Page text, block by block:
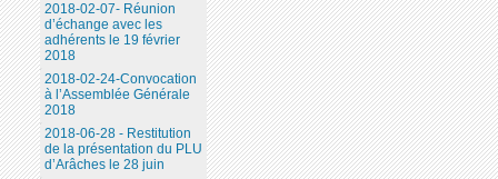
2018-02-07- Réunion
d’échange avec les
adhérents le 19 février
2018
2018-02-24-Convocation
à l’Assemblée Générale
2018
2018-06-28 - Restitution
de la présentation du PLU
d’Arâches le 28 juin